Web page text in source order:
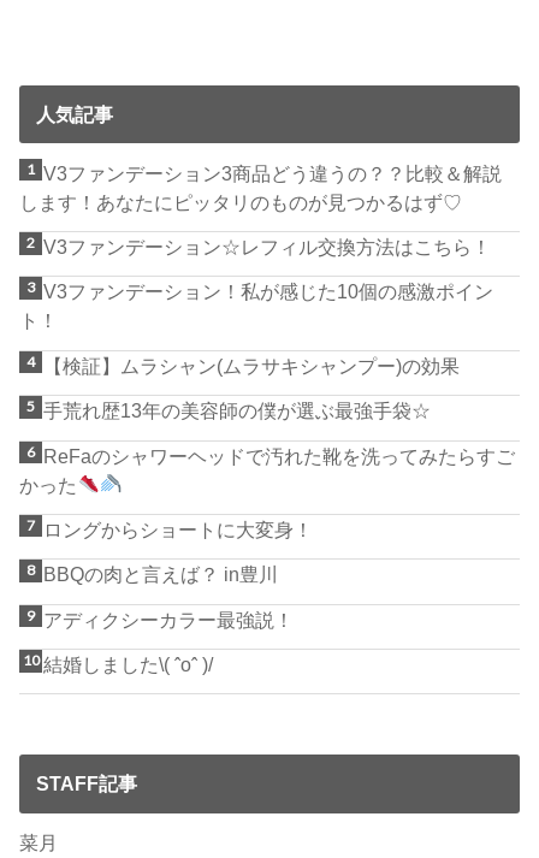
人気記事
V3ファンデーション3商品どう違うの？？比較＆解説
します！あなたにピッタリのものが見つかるはず♡
V3ファンデーション☆レフィル交換方法はこちら！
V3ファンデーション！私が感じた10個の感激ポイン
ト！
【検証】ムラシャン(ムラサキシャンプー)の効果
手荒れ歴13年の美容師の僕が選ぶ最強手袋☆
ReFaのシャワーヘッドで汚れた靴を洗ってみたらすご
かった
ロングからショートに大変身！
BBQの肉と言えば？ in豊川
アディクシーカラー最強説！
結婚しました\( ˆoˆ )/
STAFF記事
菜月